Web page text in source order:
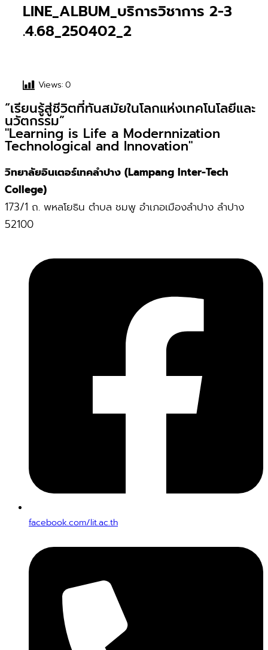
LINE_ALBUM_บริการวิชาการ 2-3
.4.68_250402_2
Views:0
“เรียนรู้สู่ชีวิตที่ทันสมัยในโลกแห่งเทคโนโลยีและ
นวัตกรรม”
"Learning is Life a Modernnization
Technological and Innovation"
วิทยาลัยอินเตอร์เทคลำปาง (Lampang Inter-Tech
College)
173/1 ถ. พหลโยธิน ตำบล ชมพู อำเภอเมืองลำปาง ลำปาง
52100
facebook.com/lit.ac.th